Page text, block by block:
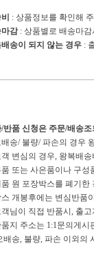
: 상품정보를 확인해
감: 상품별로 배송마감
배송이 되지 않는 경우 :
/반품 신청은 주문/배송
배송/ 불량/ 파손의 경우
객 변심의 경우, 왕복배
품 또는 사은품이나 구
원 포장박스를 폐기한
개봉후에는 변심반품
객님이 직접 반품시, 출
품지 주소는 1:1문의게
송, 불량, 파손 이외의